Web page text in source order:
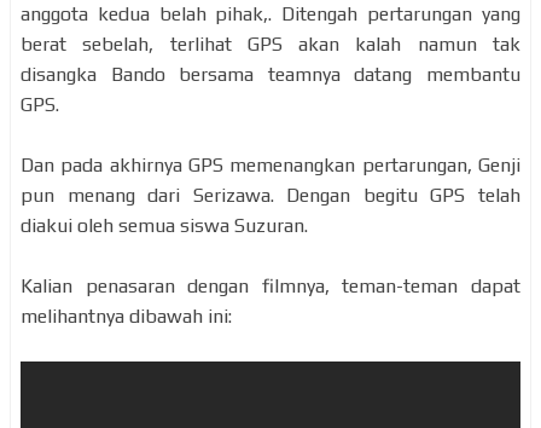
anggota kedua belah pihak,. Ditengah pertarungan yang
berat sebelah, terlihat GPS akan kalah namun tak
disangka Bando bersama teamnya datang membantu
GPS.
Dan pada akhirnya GPS memenangkan pertarungan, Genji
pun menang dari Serizawa. Dengan begitu GPS telah
diakui oleh semua siswa Suzuran.
Kalian penasaran dengan filmnya, teman-teman dapat
melihantnya dibawah ini: